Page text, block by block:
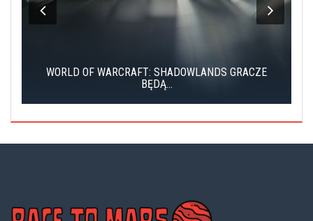
WORLD OF WARCRAFT: SHADOWLANDS GRACZE
BĘDĄ...